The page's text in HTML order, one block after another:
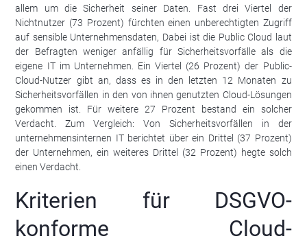
allem um die Sicherheit seiner Daten. Fast drei Viertel der
Nichtnutzer (73 Prozent) fürchten einen unberechtigten Zugriff
auf sensible Unternehmensdaten, Dabei ist die Public Cloud laut
der Befragten weniger anfällig für Sicherheitsvorfälle als die
eigene IT im Unternehmen. Ein Viertel (26 Prozent) der Public-
Cloud-Nutzer gibt an, dass es in den letzten 12 Monaten zu
Sicherheitsvorfällen in den von ihnen genutzten Cloud-Lösungen
gekommen ist. Für weitere 27 Prozent bestand ein solcher
Verdacht. Zum Vergleich: Von Sicherheitsvorfällen in der
unternehmensinternen IT berichtet über ein Drittel (37 Prozent)
der Unternehmen, ein weiteres Drittel (32 Prozent) hegte solch
einen Verdacht.
Kriterien für DSGVO-
konforme Cloud-